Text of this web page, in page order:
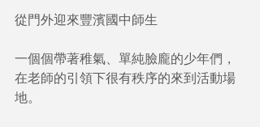
從門外迎來豐濱國中師生
一個個帶著稚氣、單純臉龐的少年們，
在老師的引領下很有秩序的來到活動場
地。